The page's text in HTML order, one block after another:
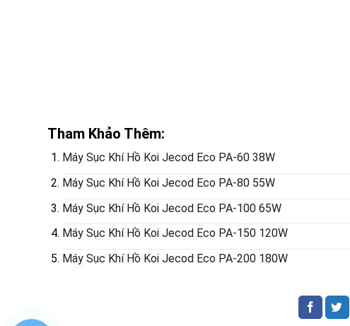
Tham Khảo Thêm:
Máy Sục Khí Hồ Koi Jecod Eco PA-60 38W
Máy Sục Khí Hồ Koi Jecod Eco PA-80 55W
Máy Sục Khí Hồ Koi Jecod Eco PA-100 65W
Máy Sục Khí Hồ Koi Jecod Eco PA-150 120W
Máy Sục Khí Hồ Koi Jecod Eco PA-200 180W